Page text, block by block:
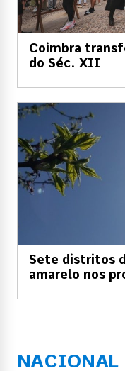
Coimbra
do Séc. XII
Sete distritos
amarelo nos
NACIONAL